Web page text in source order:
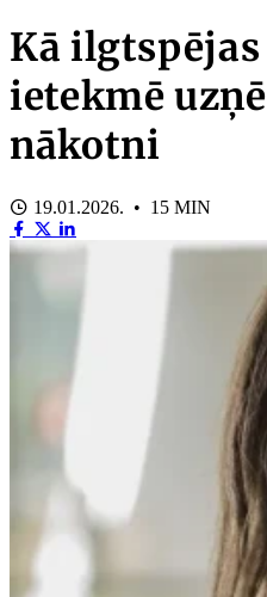
Kā
ietekmē
nākotni
19.01.2026. • 15 MIN